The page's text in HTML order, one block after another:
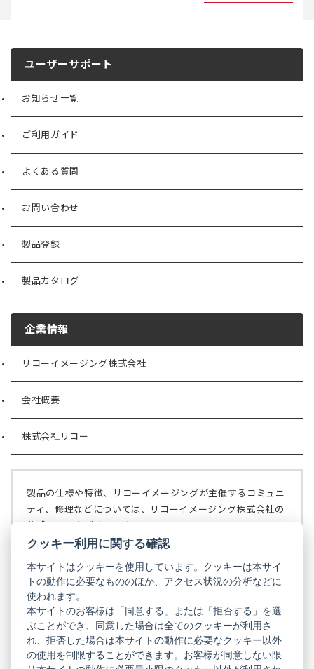
ユーザーサポート
お知らせ一覧
ご利用ガイド
よくある質問
お問い合わせ
製品登録
製品カタログ
企業情報
リコーイメージング株式会社
（新
タ
ブ
で
開
く）
会社概要
（新
タ
ブ
く）
株式会社リコー
（新
ブ
開
製品の仕様や特徴、リコーイメージングが主催するコミュニ
ティ、修理などについては、リコーイメージング株式会社の
公式サイトをご覧ください。
リコーイメージング株式会社の公式サイト
（新
し
タ
ブ
で
開
く）
PENTAX
PENTAX
の
PENTAX
の
PENTAX
の
PENTAX
の
PENTAX
の
クッキー利用に関する確認
本サイトはクッキーを使用しています。クッキーは本サイ
トの動作に必要なもののほか、アクセス状況の分析などに
使われます。
本サイトのお客様は「同意する」または「拒否する」を選
ぶことができ、同意した場合は全てのクッキーが利用さ
れ、拒否した場合は本サイトの動作に必要なクッキー以外
の使用を制限することができます。お客様が同意しない限